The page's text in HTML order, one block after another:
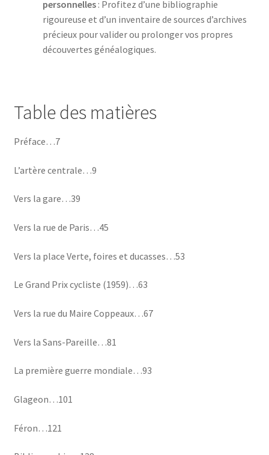
personnelles: Profitez d’une bibliographie
rigoureuse et d’un inventaire de sources d’archives
précieux pour valider ou prolonger vos propres
découvertes généalogiques.
Table des matières
Préface…7
L’artère centrale…9
Vers la gare…39
Vers la rue de Paris…45
Vers la place Verte, foires et ducasses…53
Le Grand Prix cycliste (1959)…63
Vers la rue du Maire Coppeaux…67
Vers la Sans-Pareille…81
La première guerre mondiale…93
Glageon…101
Féron…121